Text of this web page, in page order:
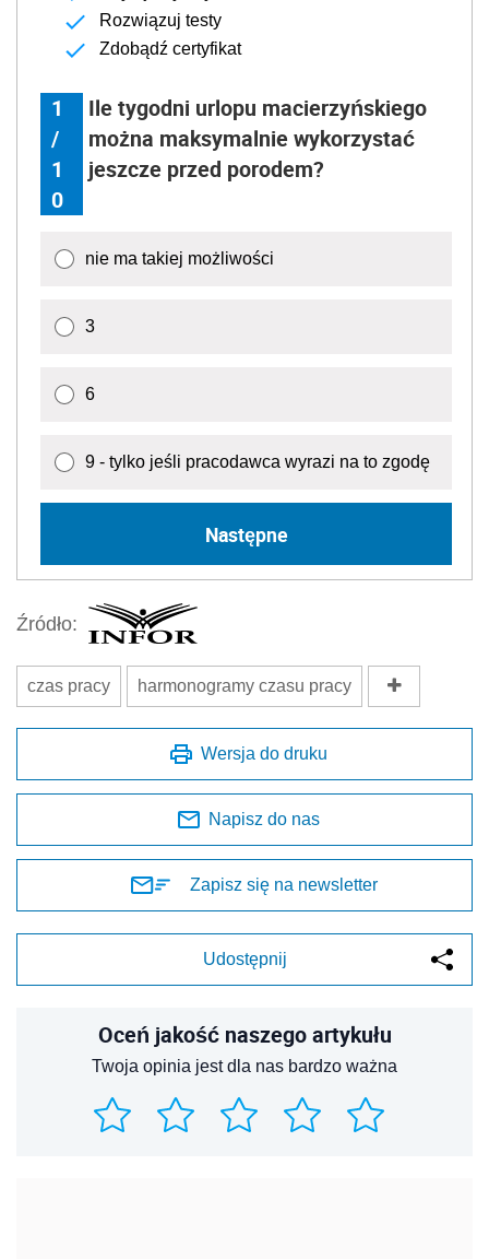
Rozwiązuj testy
Zdobądź certyfikat
1
/
1
0
Ile tygodni urlopu macierzyńskiego
można maksymalnie wykorzystać
jeszcze przed porodem?
nie ma takiej możliwości
3
6
9 - tylko jeśli pracodawca wyrazi na to zgodę
Następne
Źródło:
czas pracy harmonogramy czasu pracy
Wersja do druku
Napisz do nas
Zapisz się na newsletter
Udostępnij
Oceń jakość naszego artykułu
Twoja opinia jest dla nas bardzo ważna